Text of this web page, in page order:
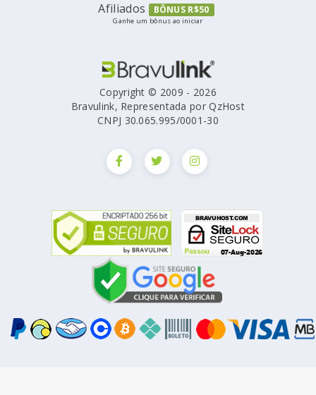
Afiliados BÔNUS R$50
Ganhe um bônus ao iniciar
Copyright © 2009 - 2026
Bravulink, Representada por QzHost
CNPJ 30.065.995/0001-30